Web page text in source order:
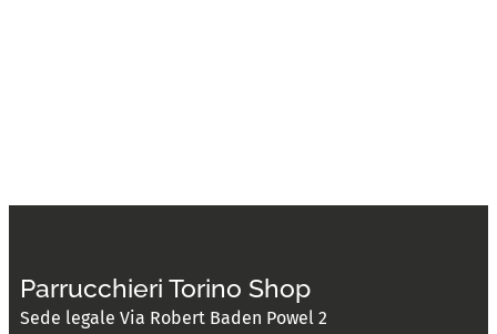
Parrucchieri Torino Shop
Sede legale Via Robert Baden Powel 2